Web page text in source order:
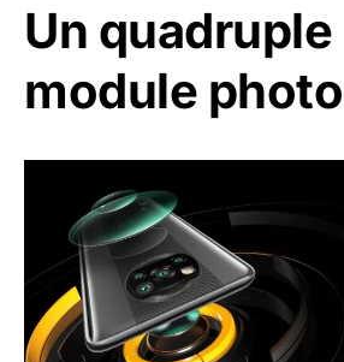
Un quadruple
module photo